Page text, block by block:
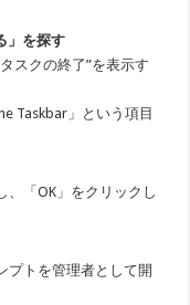
」を探す
スクの終了”を表示す
Taskbar」という項目
、「OK」をクリックし
プトを管理者として開